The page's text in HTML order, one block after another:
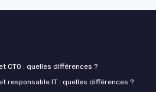
CTO : quelles différences ?
responsable IT : quelles différences ?